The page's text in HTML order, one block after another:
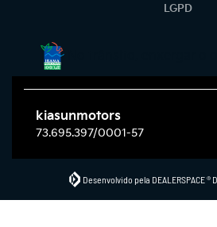
LGPD
kiasunmotors
73.695.397/0001-57
Desenvolvido pela DEALERSPACE ®